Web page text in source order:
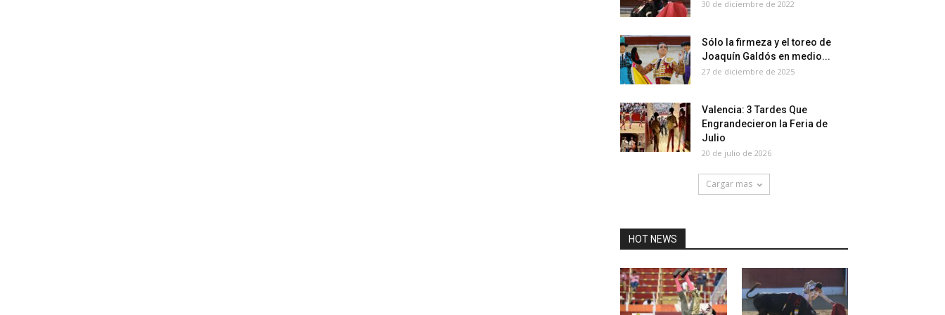
30 de diciembre de 2022
Sólo la firmeza y el toreo de
Joaquín Galdós en medio...
27 de diciembre de 2025
Valencia: 3 Tardes Que
Engrandecieron la Feria de
Julio
20 de julio de 2026
Cargar mas
HOT NEWS